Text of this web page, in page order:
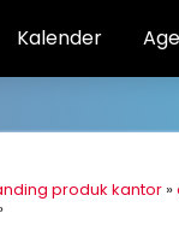
Kalender
produk kantor »